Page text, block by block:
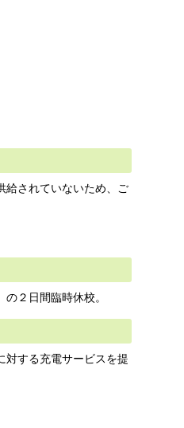
給されていないため、ご
２日間臨時休校。
する充電サービスを提